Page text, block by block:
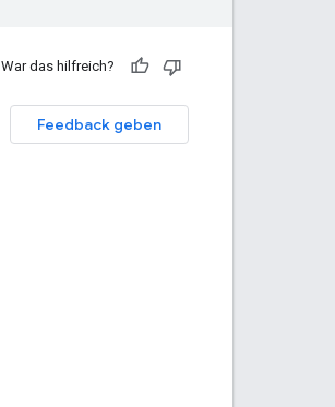
War das hilfreich?
Feedback geben